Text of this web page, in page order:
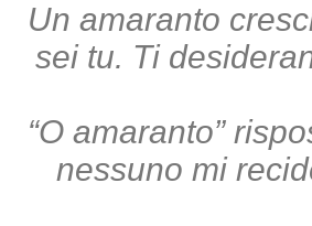
Un amaranto
sei tu. Ti
“O amaranto”
nessuno mi